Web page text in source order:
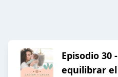
Episodio 30
equilibrar